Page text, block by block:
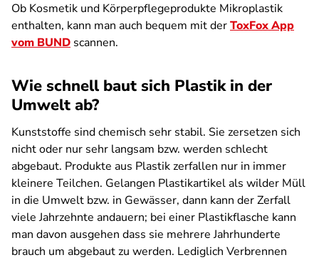
Ob Kosmetik und Körperpflegeprodukte Mikroplastik
enthalten, kann man auch bequem mit derToxFox App
vom BUND scannen.
Wie schnell baut sich Plastik in der
Umwelt ab?
Kunststoffe sind chemisch sehr stabil. Sie zersetzen sich
nicht oder nur sehr langsam bzw. werden schlecht
abgebaut. Produkte aus Plastik zerfallen nur in immer
kleinere Teilchen. Gelangen Plastikartikel als wilder Müll
in die Umwelt bzw. in Gewässer, dann kann der Zerfall
viele Jahrzehnte andauern; bei einer Plastikflasche kann
man davon ausgehen dass sie mehrere Jahrhunderte
brauch um abgebaut zu werden. Lediglich Verbrennen